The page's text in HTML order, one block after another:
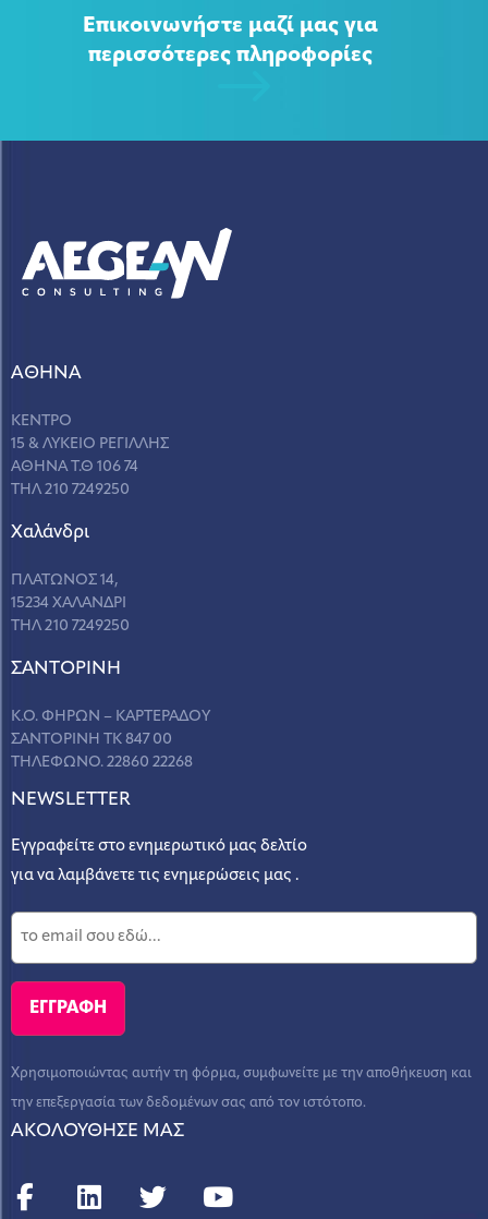
Επικοινωνήστε μαζί μας για
περισσότερες πληροφορίες
ΑΘΗΝΑ
ΚΕΝΤΡΟ
15 & ΛΥΚΕΙΟ ΡΕΓΙΛΛΗΣ
ΑΘΗΝΑ Τ.Θ 106 74
ΤΗΛ 210 7249250
Χαλάνδρι
ΠΛΑΤΩΝΟΣ 14,
15234 ΧΑΛΑΝΔΡΙ
ΤΗΛ 210 7249250
ΣANΤΟΡΙΝΗ
Κ.Ο. ΦΗΡΩΝ – ΚΑΡΤΕΡΑΔΟΥ
ΣΑΝΤΟΡΙΝΗ ΤΚ 847 00
ΤΗΛΕΦΩΝΟ. 22860 22268
NEWSLETTER
Εγγραφείτε στο ενημερωτικό μας δελτίο
για να λαμβάνετε τις ενημερώσεις μας .
Χρησιμοποιώντας αυτήν τη φόρμα, συμφωνείτε με την αποθήκευση και
την επεξεργασία των δεδομένων σας από τον ιστότοπο.
ΑΚΟΛΟΥΘΗΣΕ ΜΑΣ